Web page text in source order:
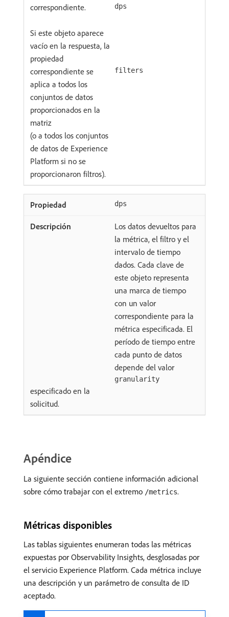
correspondiente.
Si este objeto aparece
vacío en la respuesta, la
propiedad
dps
correspondiente se
aplica a todos los
conjuntos de datos
proporcionados en la
matriz
filters
(o a todos los conjuntos
de datos de Experience
Platform si no se
proporcionaron filtros).
dps
Los datos devueltos para
la métrica, el filtro y el
intervalo de tiempo
dados. Cada clave de
este objeto representa
una marca de tiempo
con un valor
correspondiente para la
métrica especificada. El
período de tiempo entre
cada punto de datos
depende del valor
granularity
especificado en la
solicitud.
Apéndice
La siguiente sección contiene información adicional
sobre cómo trabajar con el extremo /metrics.
Métricas disponibles
Las tablas siguientes enumeran todas las métricas
expuestas por Observability Insights, desglosadas por
el servicio Experience Platform. Cada métrica incluye
una descripción y un parámetro de consulta de ID
aceptado.